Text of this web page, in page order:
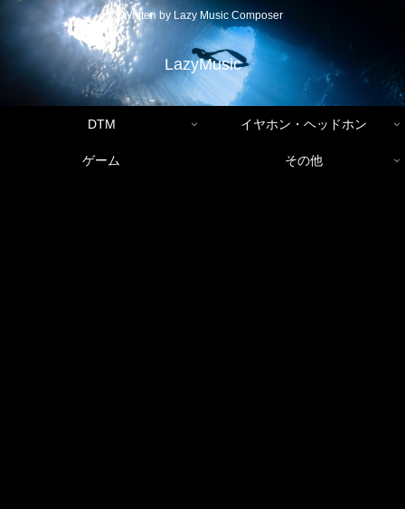
Written by Lazy Music Composer
LazyMusic
DTM イヤホン・ヘッドホン
ゲーム その他